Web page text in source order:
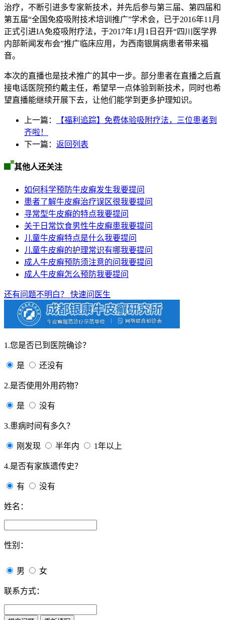
治疗，不断引进多专家新技术，并先后参与第三届、第四届和
第五届“全国免疫吸附技术培训推广”学术会，已于2016年11月
正式引进IA免疫吸附疗法，于2017年1月1日召开“四川医学界
内部新闻发布会”推广临床应用，为西南银屑病患者带来福
音。
本次的直播也是技术推广的其中一步。部分患者在直播之后直
接电话医院预约戴主任，希望早一点体验到新技术，同时也希
望直播能继续开展下去，让他们能学到更多护理知识。
上一篇：
【福利追踪】免费体验吸附疗法，三位患者到
齐啦！
下一篇： 返回列表
其他人还关注
如何科学预防牛皮癣发生我要提问
患者了解牛皮癣治疗误区很我要提问
寻常型牛皮癣的特点我要提问
关于日常饮食男性牛皮癣患我要提问
儿童牛皮癣特点是什么我要提问
儿童牛皮癣的护理常识有哪我要提问
成人牛皮癣预防须注意的问我要提问
成人牛皮癣怎么预防我要提问
还有问题不明白？ 快速问医生
1.您是否已到医院确诊？
是 还没有
2.是否使用外用药物？
是 没有
3.患病时间有多久？
刚发现 半年内 1年以上
4.是否有家族遗传史？
有 没有
姓名：
性别：
男 女
联系方式：